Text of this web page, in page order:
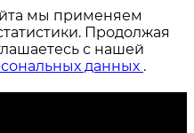
мы применяем
Продолжая
с нашей
данных .